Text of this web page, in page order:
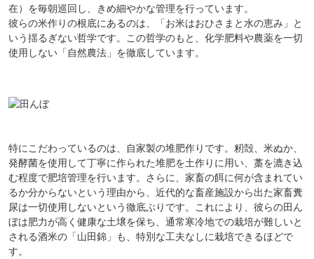
在）を毎朝巡回し、きめ細やかな管理を行っています。
彼らの米作りの根底にあるのは、「お米はおひさまと水の恵み」と
いう揺るぎない哲学です。この哲学のもと、化学肥料や農薬を一切
使用しない「自然農法」を徹底しています。
特にこだわっているのは、自家製の堆肥作りです。籾殻、米ぬか、
発酵菌を使用して丁寧に作られた堆肥を土作りに用い、藁を漉き込
む程度で肥培管理を行います。さらに、家畜の餌に何が含まれてい
るか分からないという理由から、近代的な畜産施設から出た家畜糞
尿は一切使用しないという徹底ぶりです。これにより、彼らの田ん
ぼは肥力が高く健康な土壌を保ち、通常寒冷地での栽培が難しいと
される酒米の「山田錦」も、特別な工夫なしに栽培できるほどで
す。